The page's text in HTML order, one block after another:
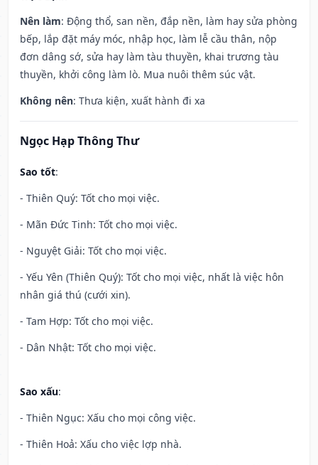
Nên làm: Động thổ, san nền, đắp nền, làm hay sửa phòng
bếp, lắp đặt máy móc, nhập học, làm lễ cầu thân, nộp
đơn dâng sớ, sửa hay làm tàu thuyền, khai trương tàu
thuyền, khởi công làm lò. Mua nuôi thêm súc vật.
Không nên: Thưa kiện, xuất hành đi xa
Ngọc Hạp Thông Thư
Sao tốt:
- Thiên Quý: Tốt cho mọi việc.
- Mãn Đức Tinh: Tốt cho mọi việc.
- Nguyệt Giải: Tốt cho mọi việc.
- Yếu Yên (Thiên Quý): Tốt cho mọi việc, nhất là việc hôn
nhân giá thú (cưới xin).
- Tam Hợp: Tốt cho mọi việc.
- Dân Nhật: Tốt cho mọi việc.
Sao xấu:
- Thiên Ngục: Xấu cho mọi công việc.
- Thiên Hoả: Xấu cho việc lợp nhà.